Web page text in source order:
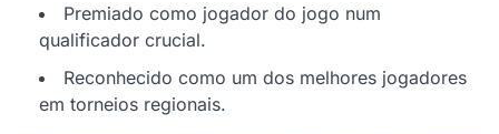
Premiado como jogador do jogo num
qualificador crucial.
Reconhecido como um dos melhores jogadores
em torneios regionais.